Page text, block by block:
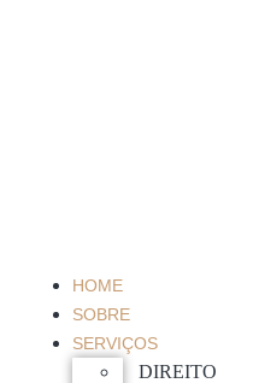
HOME
SOBRE
SERVIÇOS
DIREITO